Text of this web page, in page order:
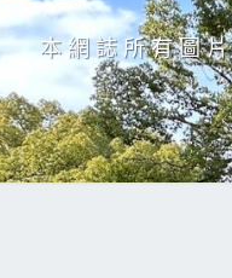
本網誌所有圖